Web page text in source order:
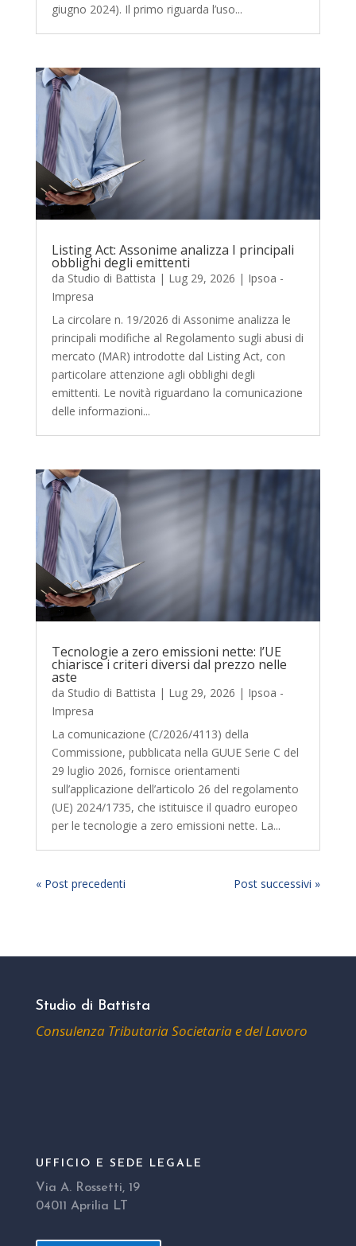
giugno 2024). Il primo riguarda l’uso...
Listing Act: Assonime analizza I principali
obblighi degli emittenti
da Studio di Battista | Lug 29, 2026 | Ipsoa -
Impresa
La circolare n. 19/2026 di Assonime analizza le
principali modifiche al Regolamento sugli abusi di
mercato (MAR) introdotte dal Listing Act, con
particolare attenzione agli obblighi degli
emittenti. Le novità riguardano la comunicazione
delle informazioni...
Tecnologie a zero emissioni nette: l’UE
chiarisce i criteri diversi dal prezzo nelle
aste
da Studio di Battista | Lug 29, 2026 | Ipsoa -
Impresa
La comunicazione (C/2026/4113) della
Commissione, pubblicata nella GUUE Serie C del
29 luglio 2026, fornisce orientamenti
sull’applicazione dell’articolo 26 del regolamento
(UE) 2024/1735, che istituisce il quadro europeo
per le tecnologie a zero emissioni nette. La...
« Post precedenti Post successivi »
Studio di Battista
Consulenza Tributaria Societaria e del Lavoro
UFFICIO E SEDE LEGALE
Via A. Rossetti, 19
04011 Aprilia LT